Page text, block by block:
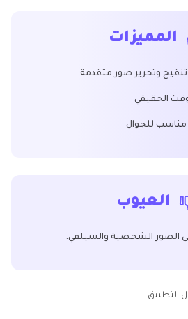
المميزات
وتحرير صور متقدمة
الحقيقي
للجوال
العيوب
الصور الشخصية والسيلفي.
التطبيق